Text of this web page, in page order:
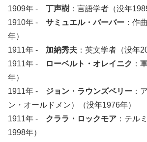
1909年 - 丁声樹 ：言語学者（没年
1910年 - サミュエル・バーバー ：作
年）
1911年 - 加納秀夫 ：英文学者（没年
1911年 -
ローベルト・オレイニク ：
年）
1911年 - ジョン・ラウンズベリー ：
ン・オールドメン）（没年1976年）
1911年 - クララ・ロックモア ：テル
1998年）